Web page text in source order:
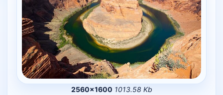
2560×1600 1013.58 Kb